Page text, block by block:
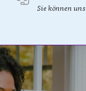
Sie können